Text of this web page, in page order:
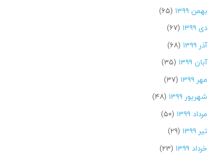
بهمن ۱۳۹۹
(۶۵)
دی ۱۳۹۹
(۶۷)
آذر ۱۳۹۹
(۶۸)
آبان ۱۳۹۹
(۳۵)
مهر ۱۳۹۹
(۳۷)
شهریور ۱۳۹۹
(۴۸)
مرداد ۱۳۹۹
(۵۰)
تیر ۱۳۹۹
(۲۹)
خرداد ۱۳۹۹
(۲۳)